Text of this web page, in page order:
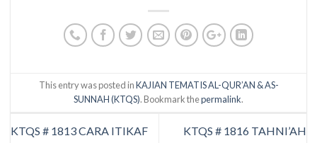
This entry was posted inKAJIAN TEMATIS AL-QUR’AN & AS-
SUNNAH (KTQS). Bookmark thepermalink.
KTQS # 1813 CARA ITIKAF
KTQS # 1816 TAHNI’AH